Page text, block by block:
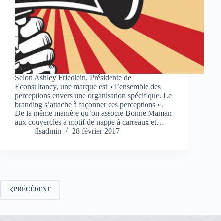
Selon Ashley Friedlein, Présidente de
Econsultancy, une marque est « l’ensemble des
perceptions envers une organisation spécifique. Le
branding s’attache à façonner ces perceptions ».
De la même manière qu’on associe Bonne Maman
aux couvercles à motif de nappe à carreaux et…
flsadmin
28 février 2017
PRÉCÉDENT